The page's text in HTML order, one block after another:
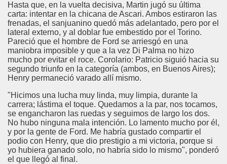
Hasta que, en la vuelta decisiva, Martin jugó su última
carta: intentar en la chicana de Ascari. Ambos estiraron las
frenadas, el sanjuanino quedó más adelantado, pero por el
lateral externo, y al doblar fue embestido por el Torino.
Pareció que el hombre de Ford se arriesgó en una
maniobra imposible y que a la vez Di Palma no hizo
mucho por evitar el roce. Corolario: Patricio siguió hacia su
segundo triunfo en la categoría (ambos, en Buenos Aires);
Henry permaneció varado allí mismo.
"Hicimos una lucha muy linda, muy limpia, durante la
carrera; lástima el toque. Quedamos a la par, nos tocamos,
se engancharon las ruedas y seguimos de largo los dos.
No hubo ninguna mala intención. Lo lamento mucho por él,
y por la gente de Ford. Me habría gustado compartir el
podio con Henry, que dio prestigio a mi victoria, porque si
yo hubiera ganado solo, no habría sido lo mismo", ponderó
el que llegó al final.